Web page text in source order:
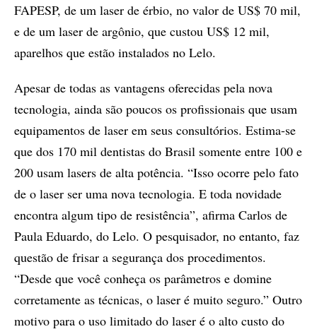
FAPESP, de um laser de érbio, no valor de US$ 70 mil,
e de um laser de argônio, que custou US$ 12 mil,
aparelhos que estão instalados no Lelo.
Apesar de todas as vantagens oferecidas pela nova
tecnologia, ainda são poucos os profissionais que usam
equipamentos de laser em seus consultórios. Estima-se
que dos 170 mil dentistas do Brasil somente entre 100 e
200 usam lasers de alta potência. “Isso ocorre pelo fato
de o laser ser uma nova tecnologia. E toda novidade
encontra algum tipo de resistência”, afirma Carlos de
Paula Eduardo, do Lelo. O pesquisador, no entanto, faz
questão de frisar a segurança dos procedimentos.
“Desde que você conheça os parâmetros e domine
corretamente as técnicas, o laser é muito seguro.” Outro
motivo para o uso limitado do laser é o alto custo do